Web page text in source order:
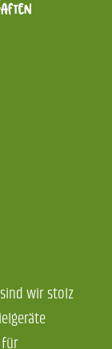
wir stolz
für